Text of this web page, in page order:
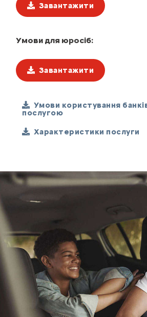
Завантажити
Умови для юросіб:
Завантажити
Умови користування
послугою
Характеристики послуги